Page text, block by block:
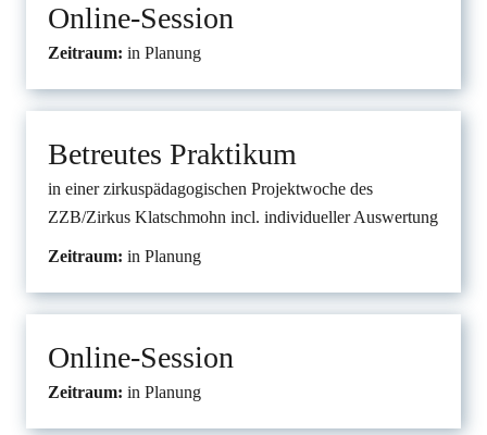
Online-Session
Zeitraum: in Planung
Betreutes Praktikum
in einer zirkuspädagogischen Projektwoche des
ZZB/Zirkus Klatschmohn incl. individueller Auswertung
Zeitraum: in Planung
Online-Session
Zeitraum: in Planung